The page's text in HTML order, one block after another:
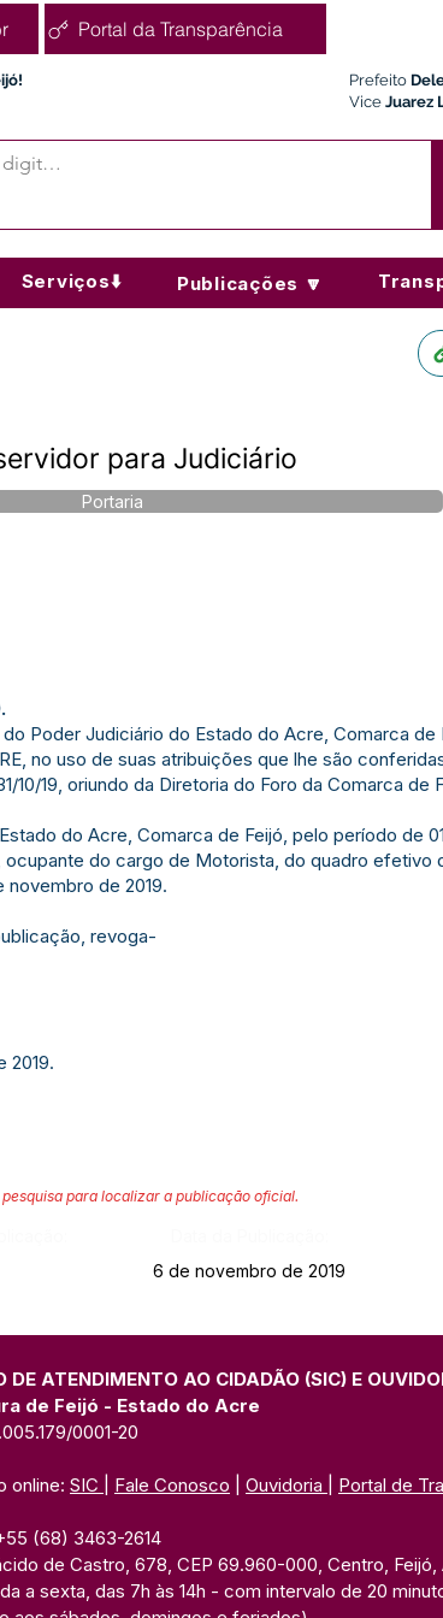
Portal da Transparência
Prefeito
Vice Juarez
Serviços⬇️ Publicações 🔽
para Judiciário
Portaria
Poder Judiciário do Estado do Acre, Comarca de
no uso de suas atribuições que lhe são
10/19, oriundo da Diretoria do Foro da Comarca de
do Acre, Comarca de Feijó, pelo período de
ocupante do cargo de Motorista, do quadro
novembro de 2019.
revoga-
2019.
para localizar a publicação oficial.
6 de novembro de 2019
DE ATENDIMENTO AO CIDADÃO (SIC) E
de Feijó - Estado do Acre
0001-20
online: SIC Fale Conosco Ouvidoria Portal de
(68) 3463-2614
de Castro, 678, CEP 69.960-000, Centro, Feijó,
a sexta, das 7h às 14h - com intervalo de 20